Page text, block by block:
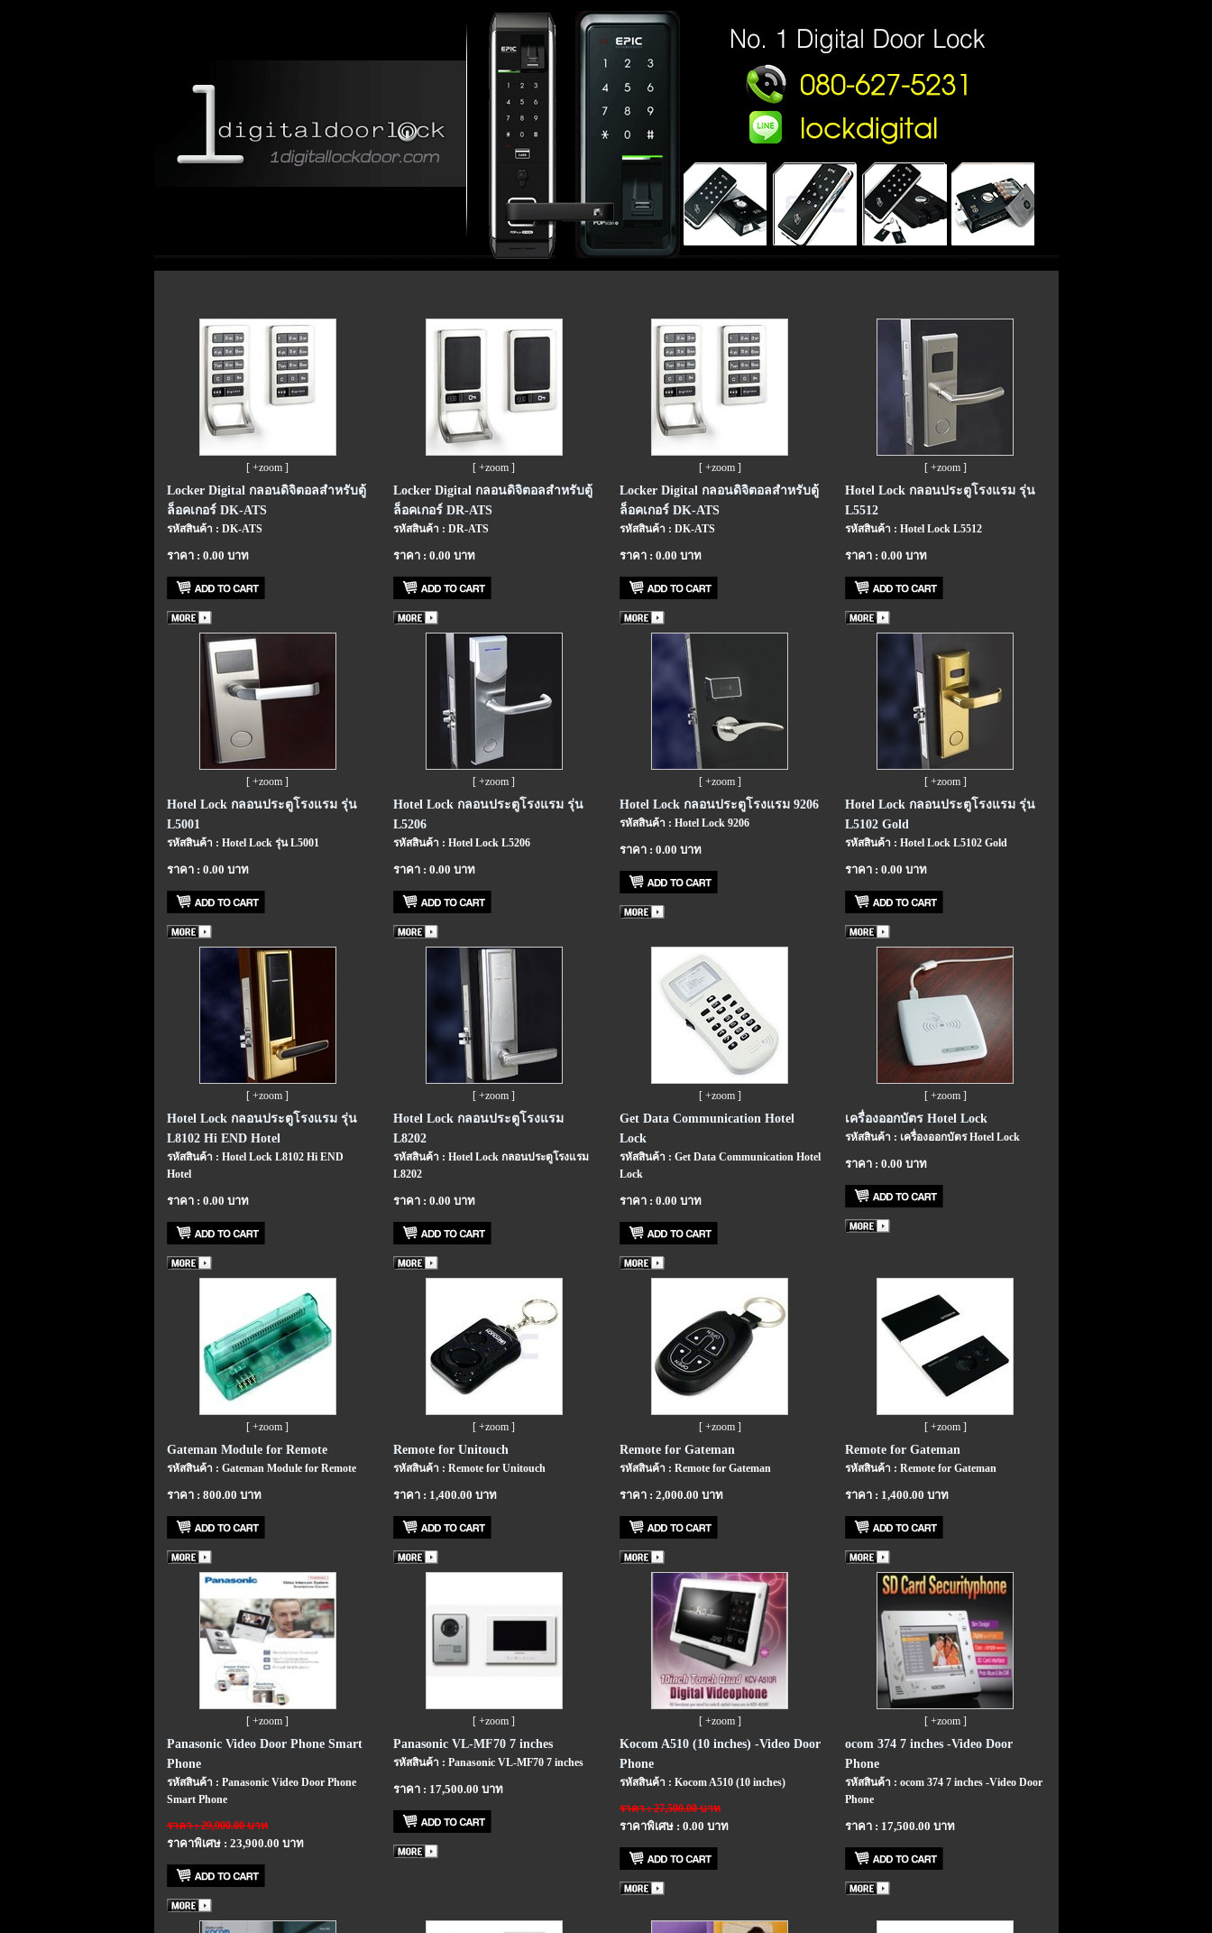
[ +zoom ]
Locker Digital กลอนดิจิตอลสำหรับตู้
ล็อคเกอร์ DK-ATS
รหัสสินค้า : DK-ATS
ราคา : 0.00 บาท
[ +zoom ]
Locker Digital กลอนดิจิตอลสำหรับตู้
ล็อคเกอร์ DR-ATS
รหัสสินค้า : DR-ATS
ราคา : 0.00 บาท
[ +zoom ]
Locker Digital กลอนดิจิตอลสำหรับตู้
ล็อคเกอร์ DK-ATS
รหัสสินค้า : DK-ATS
ราคา : 0.00 บาท
[ +zoom ]
Hotel Lock กลอนประตูโรงแรม รุ่น
L5512
รหัสสินค้า : Hotel Lock L5512
ราคา : 0.00 บาท
[ +zoom ]
Hotel Lock กลอนประตูโรงแรม รุ่น
L5001
รหัสสินค้า : Hotel Lock รุ่น L5001
ราคา : 0.00 บาท
[ +zoom ]
Hotel Lock กลอนประตูโรงแรม รุ่น
L5206
รหัสสินค้า : Hotel Lock L5206
ราคา : 0.00 บาท
[ +zoom ]
Hotel Lock กลอนประตูโรงแรม 9206
รหัสสินค้า : Hotel Lock 9206
ราคา : 0.00 บาท
[ +zoom ]
Hotel Lock กลอนประตูโรงแรม รุ่น
L5102 Gold
รหัสสินค้า : Hotel Lock L5102 Gold
ราคา : 0.00 บาท
[ +zoom ]
Hotel Lock กลอนประตูโรงแรม รุ่น
L8102 Hi END Hotel
รหัสสินค้า : Hotel Lock L8102 Hi END
Hotel
ราคา : 0.00 บาท
[ +zoom ]
Hotel Lock กลอนประตูโรงแรม
L8202
รหัสสินค้า : Hotel Lock กลอนประตูโรงแรม
L8202
ราคา : 0.00 บาท
[ +zoom ]
Get Data Communication Hotel
Lock
รหัสสินค้า : Get Data Communication Hotel
Lock
ราคา : 0.00 บาท
[ +zoom ]
เครื่องออกบัตร Hotel Lock
รหัสสินค้า : เครื่องออกบัตร Hotel Lock
ราคา : 0.00 บาท
[ +zoom ]
Gateman Module for Remote
รหัสสินค้า : Gateman Module for Remote
ราคา : 800.00 บาท
[ +zoom ]
Remote for Unitouch
รหัสสินค้า : Remote for Unitouch
ราคา : 1,400.00 บาท
[ +zoom ]
Remote for Gateman
รหัสสินค้า : Remote for Gateman
ราคา : 2,000.00 บาท
[ +zoom ]
Remote for Gateman
รหัสสินค้า : Remote for Gateman
ราคา : 1,400.00 บาท
[ +zoom ]
Panasonic Video Door Phone Smart
Phone
รหัสสินค้า : Panasonic Video Door Phone
Smart Phone
ราคา : 29,900.00 บาท
ราคาพิเศษ : 23,900.00 บาท
[ +zoom ]
Panasonic VL-MF70 7 inches
รหัสสินค้า : Panasonic VL-MF70 7 inches
ราคา : 17,500.00 บาท
[ +zoom ]
Kocom A510 (10 inches) -Video Door
Phone
รหัสสินค้า : Kocom A510 (10 inches)
ราคา : 27,500.00 บาท
ราคาพิเศษ : 0.00 บาท
[ +zoom ]
ocom 374 7 inches -Video Door
Phone
รหัสสินค้า : ocom 374 7 inches -Video Door
Phone
ราคา : 17,500.00 บาท